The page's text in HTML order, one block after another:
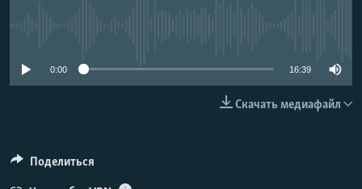
ПОДПИШИТЕСЬ НА РАССЫЛКУ
0:00 16:39
Скачать медиафайл
Поделиться